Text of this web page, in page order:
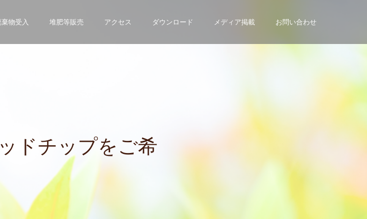
物受入 堆肥等販売 アクセス ダウンロード メディア掲載 お問い合わせ
チ ップ を ご希 望の は